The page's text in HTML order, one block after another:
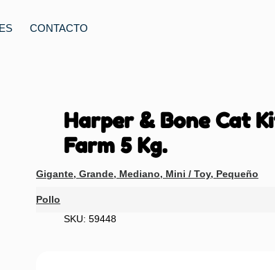
CONTACTO
Harper & Bone Cat
Farm 5 Kg.
Gigante,Grande, Mediano, Mini / Toy, Pequeño
Pollo
SKU: 59448